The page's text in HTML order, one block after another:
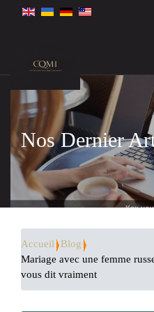
Nos Dernier
Accueil
Blog
Mariage avec une femme
vous dit vraiment